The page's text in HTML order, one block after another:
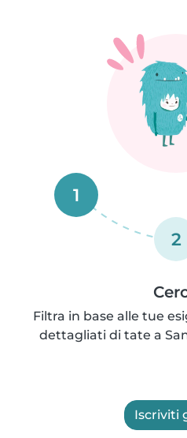
1
2
Filtra in base alle tue
dettagliati di tate a
Iscriviti